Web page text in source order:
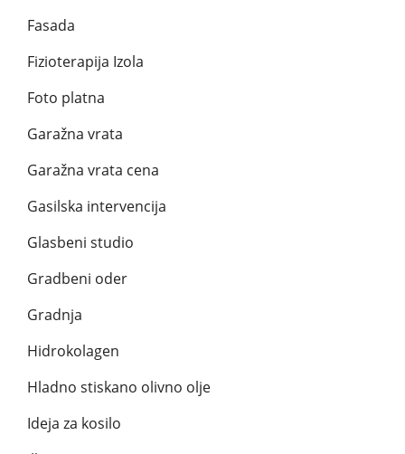
Fasada
Fizioterapija Izola
Foto platna
Garažna vrata
Garažna vrata cena
Gasilska intervencija
Glasbeni studio
Gradbeni oder
Gradnja
Hidrokolagen
Hladno stiskano olivno olje
Ideja za kosilo